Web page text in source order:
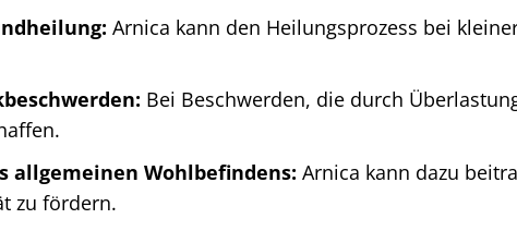
Arnica kann den Heilungsprozess bei
Bei Beschwerden, die durch
allgemeinen Wohlbefindens: Arnica kann dazu
zu fördern.